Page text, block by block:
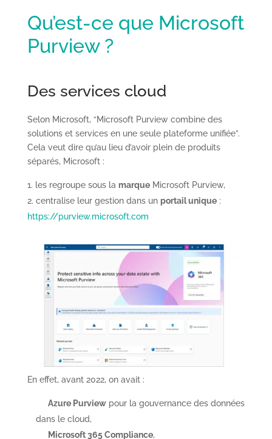
Qu’est-ce que Microsoft
Purview ?
Des services cloud
Selon Microsoft, “Microsoft Purview combine des
solutions et services en une seule plateforme unifiée”.
Cela veut dire qu’au lieu d’avoir plein de produits
séparés, Microsoft :
les regroupe sous la marqueMicrosoft Purview,
centralise leur gestion dans un portail unique:
https://purview.microsoft.com
En effet, avant 2022, on avait :
Azure Purviewpour la gouvernance des données
dans le cloud,
Microsoft 365 Compliance,